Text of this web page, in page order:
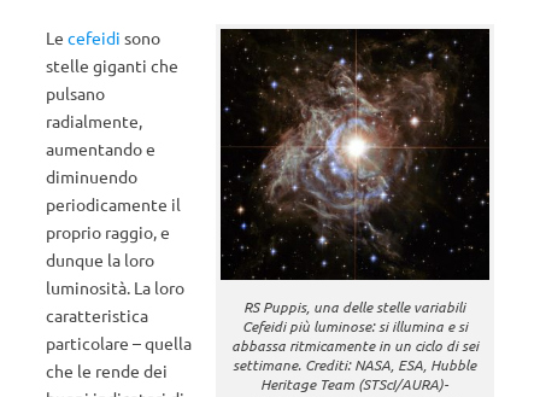
RS Puppis, una delle stelle variabili
Cefeidi più luminose: si illumina e si
abbassa ritmicamente in un ciclo di sei
settimane. Crediti: NASA, ESA, Hubble
Heritage Team (STScI/AURA)-
Le cefeidi sono
stelle giganti che
pulsano
radialmente,
aumentando e
diminuendo
periodicamente il
proprio raggio, e
dunque la loro
luminosità. La loro
caratteristica
particolare – quella
che le rende dei